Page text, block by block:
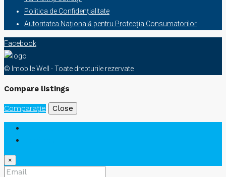
Politica de Confidențialitate
Autoritatea Națională pentru Protecția Consumatorilor
Facebook
© Imobile Well - Toate drepturile rezervate
Compare listings
Comparaţie Close
×